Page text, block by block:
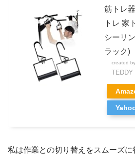
ノづくり #省スペース #筋トレ
レ好きと繋がりたい
#KENSUI #KENSUIKAKU #懸
ング中 #インテリア #懸垂バー
筋トレ
トレ 家
シーリ
ラック)
created by
TEDDY
私は作業との切り替えをスムーズ